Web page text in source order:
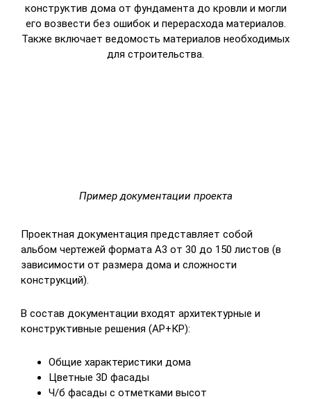
конструктив дома от фундамента до кровли и могли
его возвести без ошибок и перерасхода материалов.
Также включает ведомость материалов необходимых
для строительства.
Пример документации проекта
Проектная документация представляет собой
альбом чертежей формата А3 от 30 до 150 листов (в
зависимости от размера дома и сложности
конструкций).
В состав документации входят архитектурные и
конструктивные решения (АР+КР):
Общие характеристики дома
Цветные 3D фасады
Ч/б фасады с отметками высот